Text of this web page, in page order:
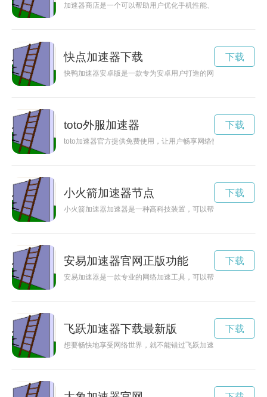
加速器商店是一个可以帮助用户优化手机性能、释放潜力的平
快点加速器下载
快鸭加速器安卓版是一款专为安卓用户打造的网络加速工具，
下载
toto外服加速器
toto加速器官方提供免费使用，让用户畅享网络快感，解决网络
下载
小火箭加速器节点
小火箭加速器加速器是一种高科技装置，可以帮助小火箭在发
下载
安易加速器官网正版功能
安易加速器是一款专业的网络加速工具，可以帮助用户在上网
下载
飞跃加速器下载最新版
想要畅快地享受网络世界，就不能错过飞跃加速器下载，让你
下载